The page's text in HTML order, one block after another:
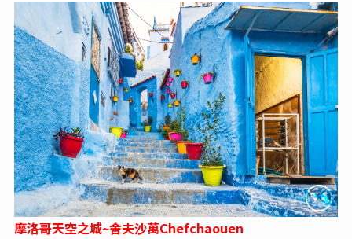
摩洛哥天空之城~舍夫沙萬Chefchaouen